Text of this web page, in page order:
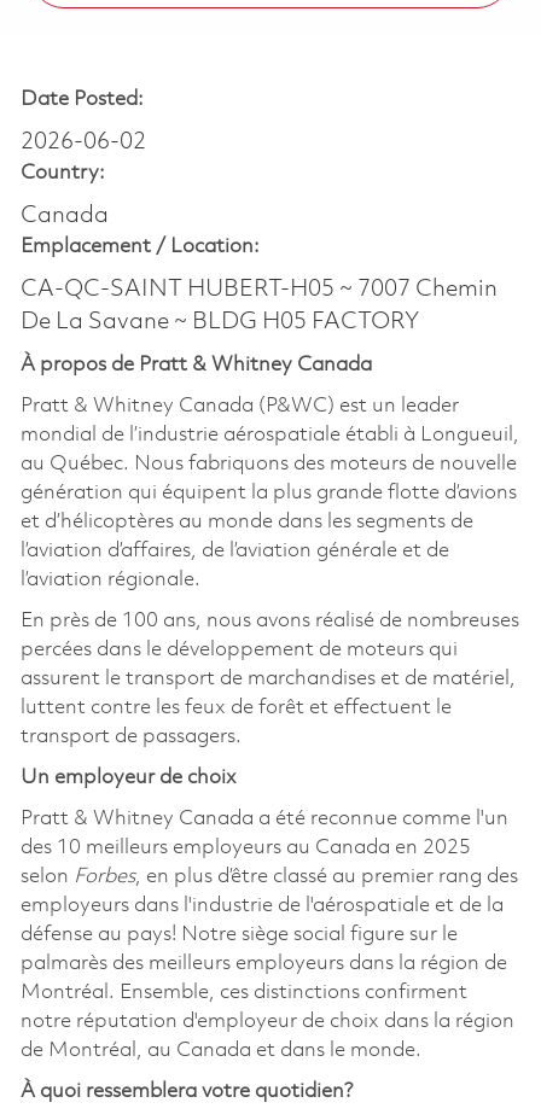
Date Posted:
2026-06-02
Country:
Canada
Emplacement / Location:
CA-QC-SAINT HUBERT-H05 ~ 7007 Chemin
De La Savane ~ BLDG H05 FACTORY
À propos de Pratt & Whitney Canada
Pratt & Whitney Canada (P&WC) est un leader
mondial de l’industrie aérospatiale établi à Longueuil,
au Québec. Nous fabriquons des moteurs de nouvelle
génération qui équipent la plus grande flotte d’avions
et d’hélicoptères au monde dans les segments de
l’aviation d’affaires, de l’aviation générale et de
l’aviation régionale.
En près de 100 ans, nous avons réalisé de nombreuses
percées dans le développement de moteurs qui
assurent le transport de marchandises et de matériel,
luttent contre les feux de forêt et effectuent le
transport de passagers.
Un employeur de choix
Pratt & Whitney Canada a été reconnue comme l'un
des 10 meilleurs employeurs au Canada en 2025
selon Forbes, en plus d’être classé au premier rang des
employeurs dans l'industrie de l'aérospatiale et de la
défense au pays! Notre siège social figure sur le
palmarès des meilleurs employeurs dans la région de
Montréal. Ensemble, ces distinctions confirment
notre réputation d'employeur de choix dans la région
de Montréal, au Canada et dans le monde.
À quoi ressemblera votre quotidien?